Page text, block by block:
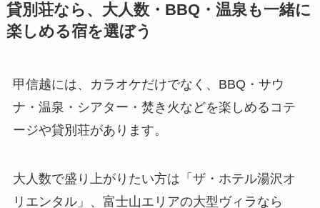
貸別荘なら、大人数・BBQ・温泉も一緒に
楽しめる宿を選ぼう
甲信越には、カラオケだけでなく、BBQ・サウ
ナ・温泉・シアター・焚き火などを楽しめるコテ
ージや貸別荘があります。
大人数で盛り上がりたい方は「ザ・ホテル湯沢オ
リエンタル」、富士山エリアの大型ヴィラなら